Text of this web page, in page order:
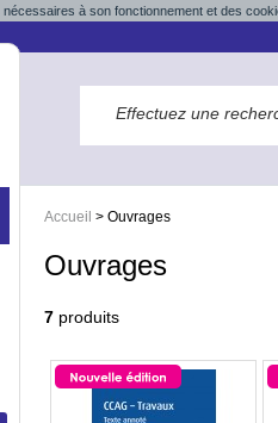
à son fonctionnement et des
Accueil > Ouvrages
Ouvrages
7 produits